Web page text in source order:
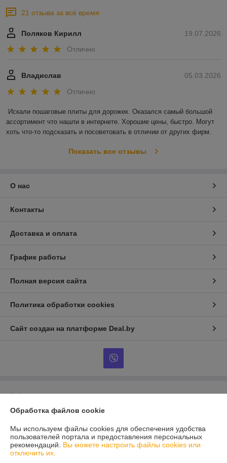
21 отзыва за всё время
19.07.2026
Поляков Кирилл
Отлично
05.03.2026
Владислав
Отлично
Искали пошаговые плиты для дорожек. Оказался самый большой
ассортимент что нашли в интернете. Хорошие цены, быстро. Могут
хоть что-то подсказать и посоветовать в отличии от других фирм.
Показать все отзывы
О нас
Контакты
Доставка и оплата
График работы
Полная версия сайта
Политика обработки cookies
Сайт создан на платформе Deal.by
Информация для покупателя
Юридическое лицо:Общество с Ограниченной Ответственностью
г. Минск, ул. Уручская, 19, пом.1, каб.47
Регистрационный номер ЕГР: 100150772
Обработка файлов cookie
Мы используем файлы cookies для обеспечения удобства
пользователей портала и предоставления персональных
рекомендаций. Вы можете настроить файлы cookies или
отключить их.